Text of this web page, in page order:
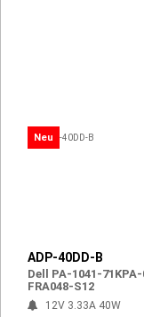
Neu
ADP-40DD-B
Dell PA-1041-71KPA-
FRA048-S12
12V 3.33A 40W